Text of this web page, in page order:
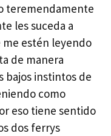
teremendamente
les suceda a
me estén leyendo
de manera
bajos instintos de
como
eso tiene sentido
dos ferrys